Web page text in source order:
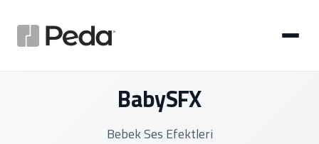
BabySFX
Bebek Ses Efektleri